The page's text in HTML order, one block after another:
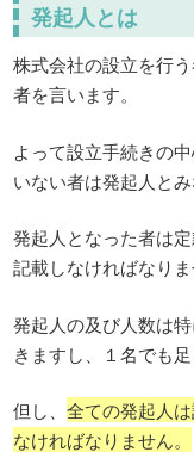
発起人とは
株式会社の設立を行
者を言います。
よって設立手続きの
いない者は発起人と
発起人となった者は
記載しなければなりま
発起人の及び人数は
きますし、１名でも足
但し、全ての発起人
なければなりません。